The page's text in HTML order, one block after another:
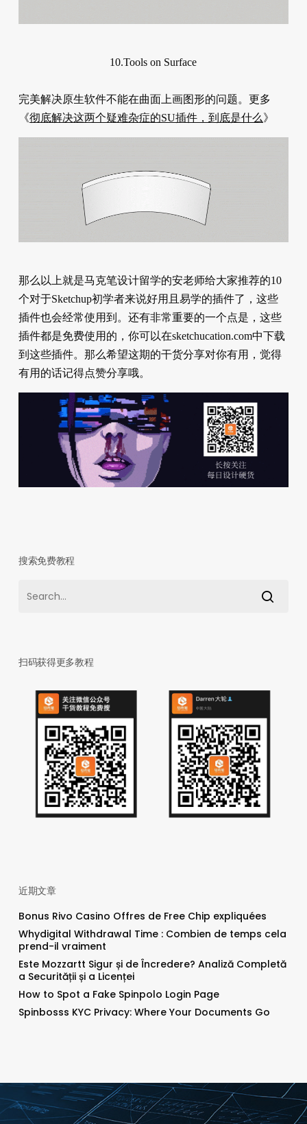
10.Tools on Surface
完美解决原生软件不能在曲面上画图形的问题。更多
《彻底解决这两个疑难杂症的SU插件，到底是什么》
那么以上就是马克笔设计留学的安老师给大家推荐的10
个对于Sketchup初学者来说好用且易学的插件了，这些
插件也会经常使用到。还有非常重要的一个点是，这些
插件都是免费使用的，你可以在sketchucation.com中下载
到这些插件。那么希望这期的干货分享对你有用，觉得
有用的话记得点赞分享哦。
搜索免费教程
扫码获得更多教程
近期文章
Bonus Rivo Casino Offres de Free Chip expliquées
Whydigital Withdrawal Time : Combien de temps cela
prend-il vraiment
Este Mozzartt Sigur și de Încredere? Analiză Completă
a Securității și a Licenței
How to Spot a Fake Spinpolo Login Page
Spinbosss KYC Privacy: Where Your Documents Go